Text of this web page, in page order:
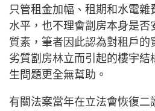
只管租金加幅、租期和水電
水平，也不理會劏房本身是否
質素，筆者因此認為對租戶的
劣質劏房林立而引起的樓宇結
生問題更全無幫助。
有關法案當年在立法會恢復二